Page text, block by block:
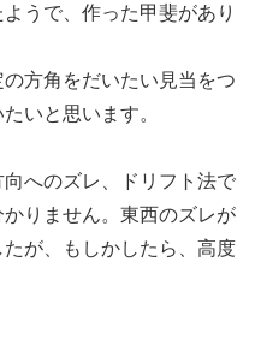
うで、作った甲斐があり
方角をだいたい見当をつ
いと思います。
へのズレ、ドリフト法で
りません。東西のズレが
が、もしかしたら、高度